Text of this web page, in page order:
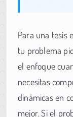
Para una tesis
tu problema
el enfoque
necesitas
dinámicas en
mejor. Si el